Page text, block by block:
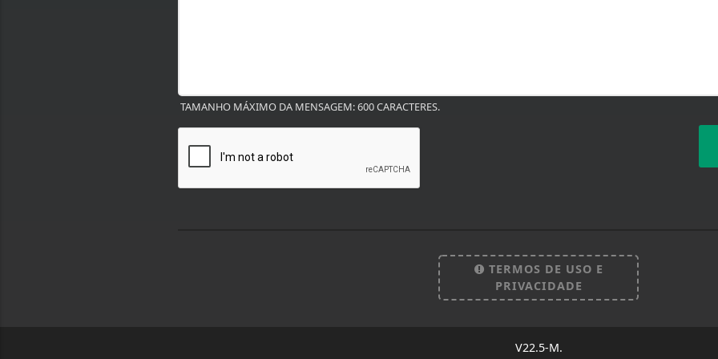
TAMANHO MÁXIMO DA MENSAGEM: 600 CARACTERES.
TERMOS DE USO E
PRIVACIDADE
V22.5-M.